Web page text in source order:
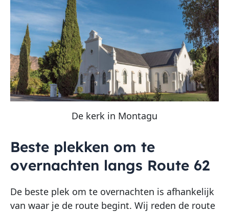
De kerk in Montagu
Beste plekken om te
overnachten langs Route 62
De beste plek om te overnachten is afhankelijk
van waar je de route begint. Wij reden de route